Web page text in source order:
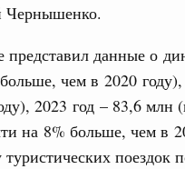
Чернышенко.
представил данные о
чем в 2020
2023 год – 83,6 млн
на 8% больше, чем в
поездок
8 августа, суббота
политика в сфере
перечень
от НДФЛ